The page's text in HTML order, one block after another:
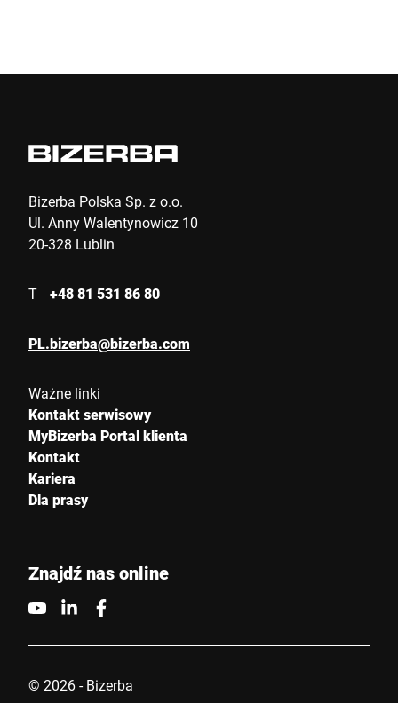
Bizerba Polska Sp. z o.o.
Ul. Anny Walentynowicz 10
20-328 Lublin
T +48 81 531 86 80
PL.bizerba@bizerba.com
Ważne linki
Kontakt serwisowy
MyBizerba Portal klienta
Kontakt
Kariera
Dla prasy
Znajdź nas online
© 2026 - Bizerba